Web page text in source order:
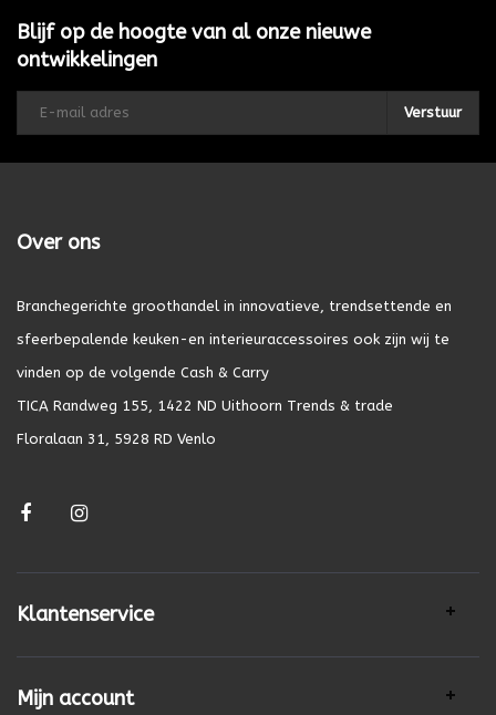
Blijf op de hoogte van al onze nieuwe
ontwikkelingen
Verstuur
Over ons
Branchegerichte groothandel in innovatieve, trendsettende en
sfeerbepalende keuken-en interieuraccessoires ook zijn wij te
vinden op de volgende Cash & Carry
TICA Randweg 155, 1422 ND Uithoorn Trends & trade
Floralaan 31, 5928 RD Venlo
Klantenservice
Mijn account